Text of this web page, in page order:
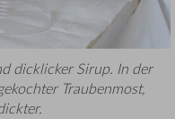
dicklicker Sirup. In der
Traubenmost,